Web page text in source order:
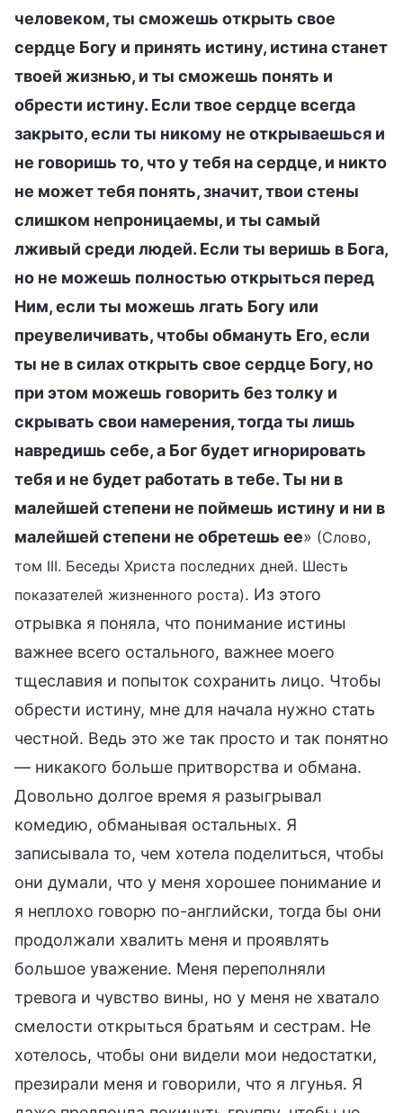
человеком, ты сможешь открыть свое
сердце Богу и принять истину, истина станет
твоей жизнью, и ты сможешь понять и
обрести истину. Если твое сердце всегда
закрыто, если ты никому не открываешься и
не говоришь то, что у тебя на сердце, и никто
не может тебя понять, значит, твои стены
слишком непроницаемы, и ты самый
лживый среди людей. Если ты веришь в Бога,
но не можешь полностью открыться перед
Ним, если ты можешь лгать Богу или
преувеличивать, чтобы обмануть Его, если
ты не в силах открыть свое сердце Богу, но
при этом можешь говорить без толку и
скрывать свои намерения, тогда ты лишь
навредишь себе, а Бог будет игнорировать
тебя и не будет работать в тебе. Ты ни в
малейшей степени не поймешь истину и ни в
малейшей степени не обретешь ее» (Слово,
том III. Беседы Христа последних дней. Шесть
показателей жизненного роста). Из этого
отрывка я поняла, что понимание истины
важнее всего остального, важнее моего
тщеславия и попыток сохранить лицо. Чтобы
обрести истину, мне для начала нужно стать
честной. Ведь это же так просто и так понятно
— никакого больше притворства и обмана.
Довольно долгое время я разыгрывал
комедию, обманывая остальных. Я
записывала то, чем хотела поделиться, чтобы
они думали, что у меня хорошее понимание и
я неплохо говорю по-английски, тогда бы они
продолжали хвалить меня и проявлять
большое уважение. Меня переполняли
тревога и чувство вины, но у меня не хватало
смелости открыться братьям и сестрам. Не
хотелось, чтобы они видели мои недостатки,
презирали меня и говорили, что я лгунья. Я